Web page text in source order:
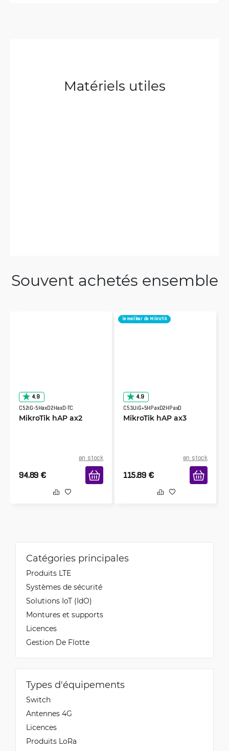
Matériels utiles
Souvent achetés ensemble
4.9
C52iG-5HaxD2HaxD-TC
MikroTik hAP ax2
en stock
94.89 €
le meilleur de MikroTik
4.9
C53UiG+5HPaxD2HPaxD
MikroTik hAP ax3
en stock
115.89 €
Catégories principales
Produits LTE
Systèmes de sécurité
Solutions IoT (IdO)
Montures et supports
Licences
Gestion De Flotte
Types d'équipements
Switch
Antennes 4G
Licences
Produits LoRa